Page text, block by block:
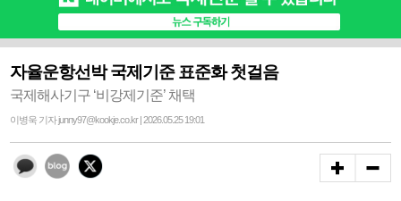
자율운항선박 국제기준 표준화 첫걸음
국제해사기구 ‘비강제기준’ 채택
이병욱 기자 junny97@kookje.co.kr | 2026.05.25 19:01